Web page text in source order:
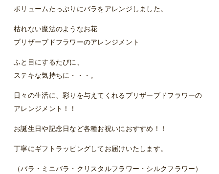
ボリュームたっぷりにバラをアレンジしました。
枯れない魔法のようなお花
プリザーブドフラワーのアレンジメント
ふと目にするたびに、
ステキな気持ちに・・・。
日々の生活に、彩りを与えてくれるプリザーブドフラワーの
アレンジメント！！
お誕生日や記念日など各種お祝いにおすすめ！！
丁寧にギフトラッピングしてお届けいたします。
（バラ・ミニバラ・クリスタルフラワー・シルクフラワー）